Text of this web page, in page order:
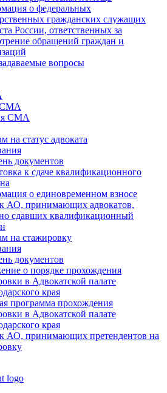
о федеральных
гражданских служащих
России, ответственных за
обращений граждан и
вопросы
СМА
СМА
на статус адвоката
документов
к сдаче квалификационного
о единовременном взносе
АО, принимающих адвокатов,
сдавших квалификационный
на стажировку
документов
о порядке прохождения
в Адвокатской палате
края
программа прохождения
в Адвокатской палате
края
АО, принимающих претендентов на